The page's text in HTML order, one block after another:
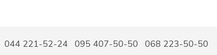
044 221-52-24 095 407-50-50
068 223-50-50